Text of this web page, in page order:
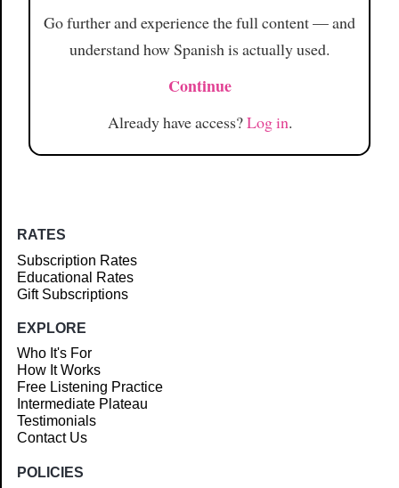
Go further and experience the full content — and
understand how Spanish is actually used.
Continue
Already have access?Log in.
RATES
Subscription Rates
Educational Rates
Gift Subscriptions
EXPLORE
Who It's For
How It Works
Free Listening Practice
Intermediate Plateau
Testimonials
Contact Us
POLICIES